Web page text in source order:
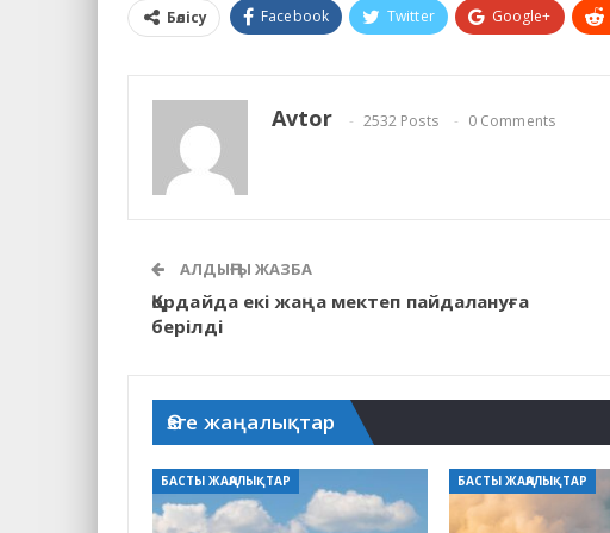
Бөлісу Facebook Twitter Google+
Avtor 2532 Posts 0 Comments
АЛДЫҢҒЫ ЖАЗБА
Қордайда екі жаңа мектеп пайдалануға
берілді
Өзге жаңалықтар
БАСТЫ ЖАҢАЛЫҚТАР БАСТЫ ЖАҢАЛЫҚТАР